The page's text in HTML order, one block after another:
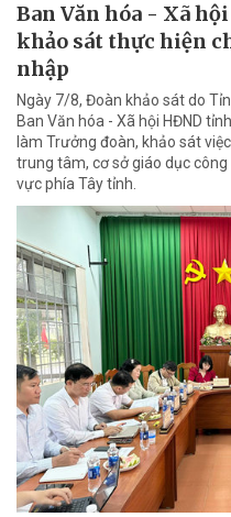
Ban Văn hóa - Xã
khảo sát thực hiện
nhập
Ngày 7/8, Đoàn khảo sát do
Ban Văn hóa - Xã hội HĐND
làm Trưởng đoàn, khảo sát
trung tâm, cơ sở giáo dục
vực phía Tây tỉnh.